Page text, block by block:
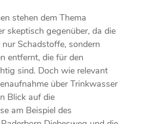
stehen dem Thema
skeptisch gegenüber, da die
Schadstoffe, sondern
entfernt, die für den
sind. Doch wie relevant
über Trinkwasser
Blick auf die
am Beispiel des